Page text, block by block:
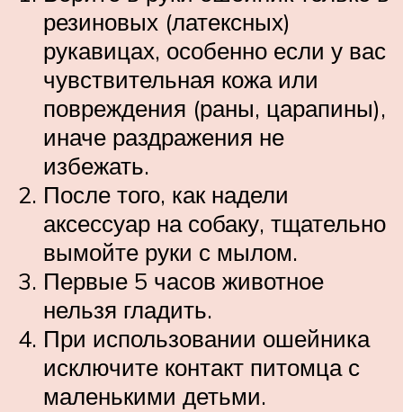
резиновых (латексных)
рукавицах, особенно если у вас
чувствительная кожа или
повреждения (раны, царапины),
иначе раздражения не
избежать.
После того, как надели
аксессуар на собаку, тщательно
вымойте руки с мылом.
Первые 5 часов животное
нельзя гладить.
При использовании ошейника
исключите контакт питомца с
маленькими детьми.